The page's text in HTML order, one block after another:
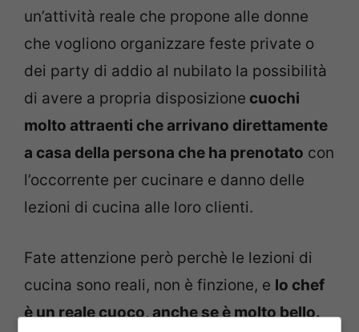
un’attività reale che propone alle donne
che vogliono organizzare feste private o
dei party di addio al nubilato la possibilità
di avere a propria disposizione cuochi
molto attraenti che arrivano direttamente
a casa della persona che ha prenotato con
l’occorrente per cucinare e danno delle
lezioni di cucina alle loro clienti.
Fate attenzione però perchè le lezioni di
cucina sono reali, non è finzione, e lo chef
è un reale cuoco, anche se è molto bello.